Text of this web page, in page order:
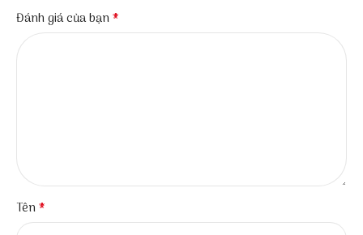
Đánh giá của bạn*
Tên*